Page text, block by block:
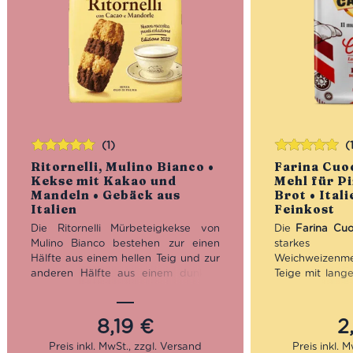
Ritornelli, Mulino Bianco •
Kekse mit Kakao und
Mandeln • Gebäck aus
Italien
(1)
Die Ritornelli Mürbeteigkekse von
Mulino Bianco bestehen zur einen
Hälfte aus einem hellen Teig und zur
anderen Hälfte aus einem dunklen
bestehen zum Einen aus Kakao und
zum Anderen aus Mandeln. Diese
Zutaten-Kombination macht die
Ritornelli Kekse nicht nur farblich zu
8,19 €
Bewertet
mit5.00von
5
Farina
Mehl für
Brot •
Feinkost
Die Farina
starkes
Teige mit
Stärke,
eignet es
Bewertet
mit5.00von
5